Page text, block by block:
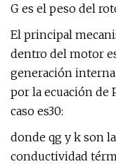
G es el peso del
El principal
dentro del motor
generación interna
por la ecuación de
caso es30:
donde qg y k son
conductividad